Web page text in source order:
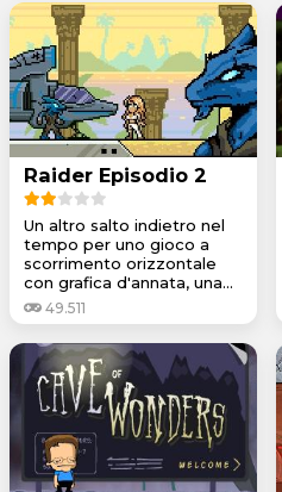
Raider Episodio 2
Un altro salto indietro nel
tempo per uno gioco a
scorrimento orizzontale
con grafica d'annata, una...
49.511